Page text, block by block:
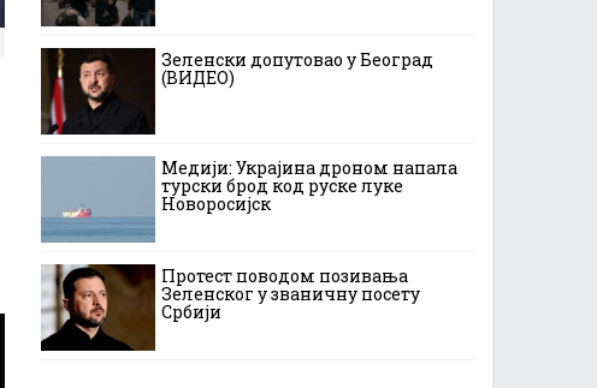
Зеленски допутовао у Београд
(ВИДЕО)
Медији: Украјина дроном напала
турски брод код руске луке
Новоросијск
Протест поводом позивања
Зеленског у званичну посету
Србији